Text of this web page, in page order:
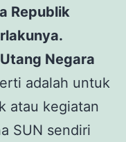
Republik
Negara
adalah untuk
atau kegiatan
SUN sendiri